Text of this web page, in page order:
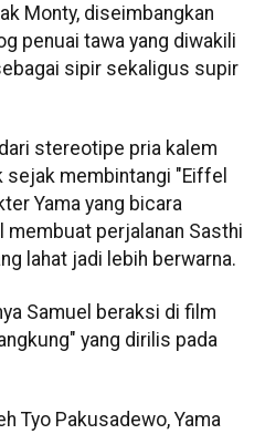
Monty, diseimbangkan
penuai tawa yang diwakili
sipir sekaligus supir
stereotipe pria kalem
membintangi "Eiffel
Yama yang bicara
membuat perjalanan Sasthi
lahat jadi lebih berwarna.
Samuel beraksi di film
yang dirilis pada
Tyo Pakusadewo, Yama